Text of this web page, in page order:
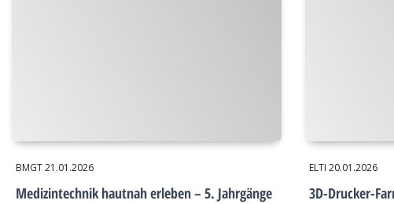
BMGT21.01.2026
Medizintechnik hautnah erleben – 5. Jahrgänge
ELTI20.01.2026
3D-Drucker-